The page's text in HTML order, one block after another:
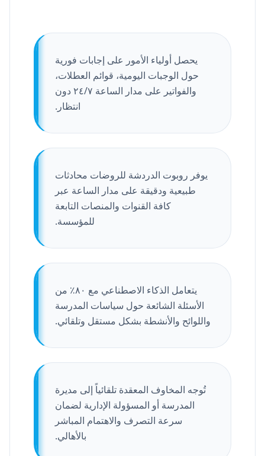
يحصل أولياء الأمور على إجابات فورية
حول الوجبات اليومية، قوائم العطلات،
والفواتير على مدار الساعة ٢٤/٧ دون
انتظار.
يوفر روبوت الدردشة للروضات محادثات
طبيعية ودقيقة على مدار الساعة عبر
كافة القنوات والمنصات التابعة
للمؤسسة.
يتعامل الذكاء الاصطناعي مع ٨٠٪ من
الأسئلة الشائعة حول سياسات المدرسة
واللوائح والأنشطة بشكل مستقل وتلقائي.
تُوجه المخاوف المعقدة تلقائياً إلى مديرة
المدرسة أو المسؤولة الإدارية لضمان
سرعة التصرف والاهتمام المباشر
بالأهالي.